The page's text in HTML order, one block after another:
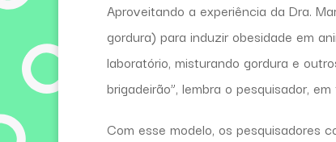
Aproveitando a experiência da Dra.
gordura) para induzir obesidade em
laboratório, misturando gordura e
brigadeirão”, lembra o pesquisador,
Com esse modelo, os pesquisadores